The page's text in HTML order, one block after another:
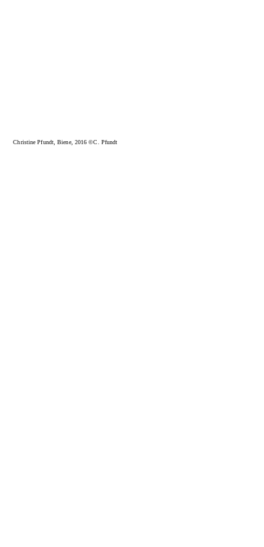
Christine Pfundt, Biene, 2016 ©C. Pfundt